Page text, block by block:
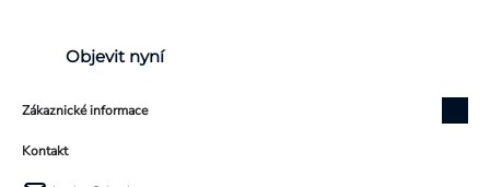
Objevit nyní
Zákaznické informace
Kontakt